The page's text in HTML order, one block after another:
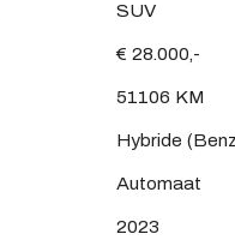
SUV
€ 28.000,-
51106 KM
Hybride
Automaat
2023